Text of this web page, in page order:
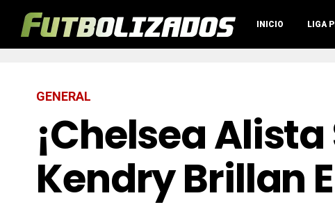
INICIO LIGA
GENERAL
¡Chelsea
Kendry Brillan